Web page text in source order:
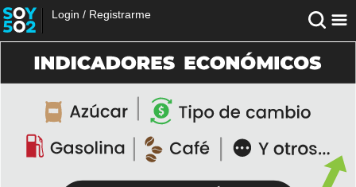
Login / Registrarme